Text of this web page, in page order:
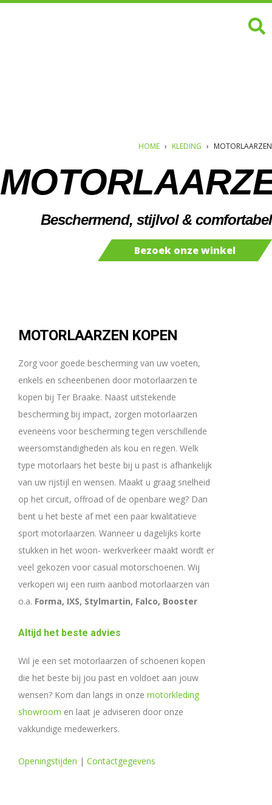
HOME › KLEDING › MOTORLAARZEN
Beschermend, stijlvol & comfortabel
Bezoek onze winkel
MOTORLAARZEN KOPEN
Zorg voor goede bescherming van uw voeten,
enkels en scheenbenen door motorlaarzen te
kopen bij Ter Braake. Naast uitstekende
bescherming bij impact, zorgen motorlaarzen
eveneens voor bescherming tegen verschillende
weersomstandigheden als kou en regen. Welk
type motorlaars het beste bij u past is afhankelijk
van uw rijstijl en wensen. Maakt u graag snelheid
op het circuit, offroad of de openbare weg? Dan
bent u het beste af met een paar kwalitatieve
sport motorlaarzen. Wanneer u dagelijks korte
stukken in het woon- werkverkeer maakt wordt er
veel gekozen voor casual motorschoenen. Wij
verkopen wij een ruim aanbod motorlaarzen van
o.a. Forma, IXS, Stylmartin, Falco, Booster
Altijd het beste advies
Wil je een set motorlaarzen of schoenen kopen
die het beste bij jou past en voldoet aan jouw
wensen? Kom dan langs in onze motorkleding
showroom en laat je adviseren door onze
vakkundige medewerkers.
Openingstijden | Contactgegevens